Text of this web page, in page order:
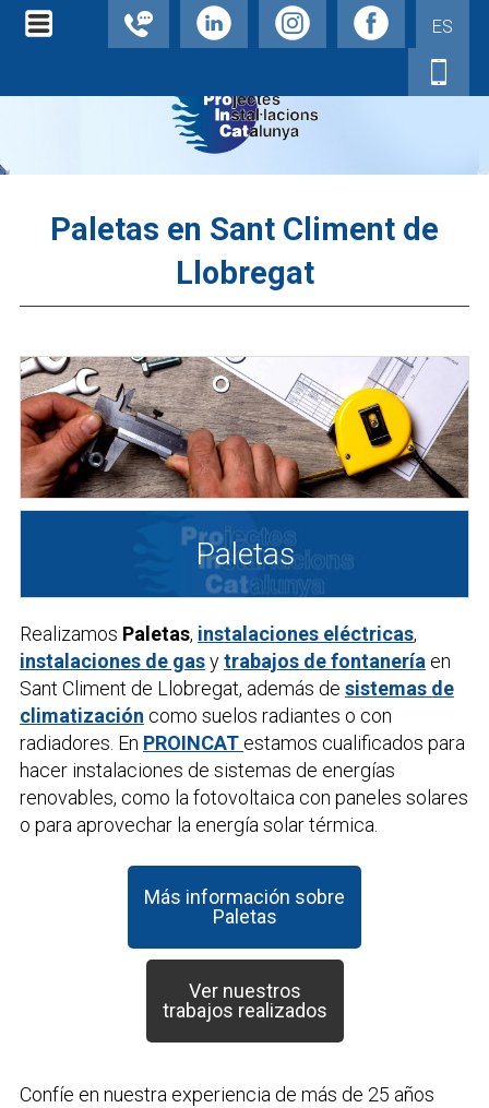
ES
Paletas en Sant Climent de
Llobregat
Paletas
Realizamos Paletas, instalaciones eléctricas,
instalaciones de gasytrabajos de fontanería en
Sant Climent de Llobregat, además de sistemas de
climatización como suelos radiantes o con
radiadores. En PROINCAT estamos cualificados para
hacer instalaciones de sistemas de energías
renovables, como la fotovoltaica con paneles solares
o para aprovechar la energía solar térmica.
Más información sobre
Paletas
Ver nuestros
trabajos realizados
Confíe en nuestra experiencia de más de 25 años